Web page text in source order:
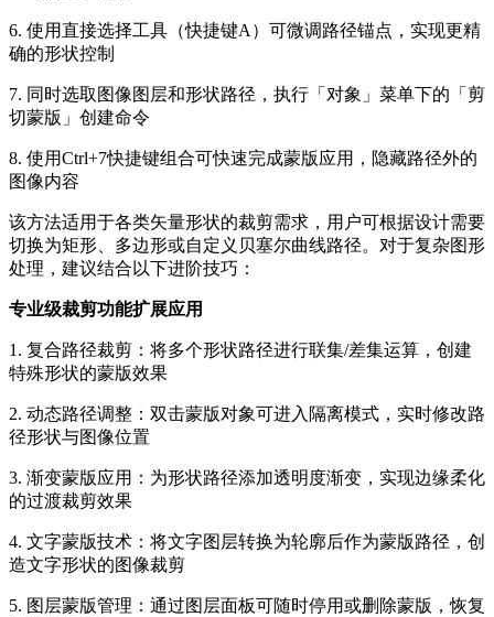
6. 使用直接选择工具（快捷键A）可微调路径锚点，实现更精
确的形状控制
7. 同时选取图像图层和形状路径，执行「对象」菜单下的「剪
切蒙版」创建命令
8. 使用Ctrl+7快捷键组合可快速完成蒙版应用，隐藏路径外的
图像内容
该方法适用于各类矢量形状的裁剪需求，用户可根据设计需要
切换为矩形、多边形或自定义贝塞尔曲线路径。对于复杂图形
处理，建议结合以下进阶技巧：
专业级裁剪功能扩展应用
1. 复合路径裁剪：将多个形状路径进行联集/差集运算，创建
特殊形状的蒙版效果
2. 动态路径调整：双击蒙版对象可进入隔离模式，实时修改路
径形状与图像位置
3. 渐变蒙版应用：为形状路径添加透明度渐变，实现边缘柔化
的过渡裁剪效果
4. 文字蒙版技术：将文字图层转换为轮廓后作为蒙版路径，创
造文字形状的图像裁剪
5. 图层蒙版管理：通过图层面板可随时停用或删除蒙版，恢复